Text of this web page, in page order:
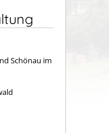
Schönau im